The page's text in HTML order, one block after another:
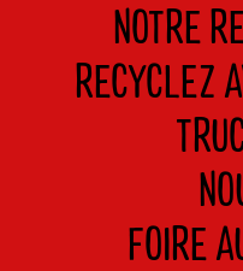
NOTRE
RECYCLEZ
FOIRE